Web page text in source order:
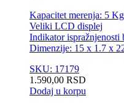
Kapacitet merenja: 5 Kg
Veliki LCD displej
Indikator ispražnjenosti
Dimenzije: 15 x 1.7 x
SKU: 17179
1.590,00 RSD
Dodaj u korpu